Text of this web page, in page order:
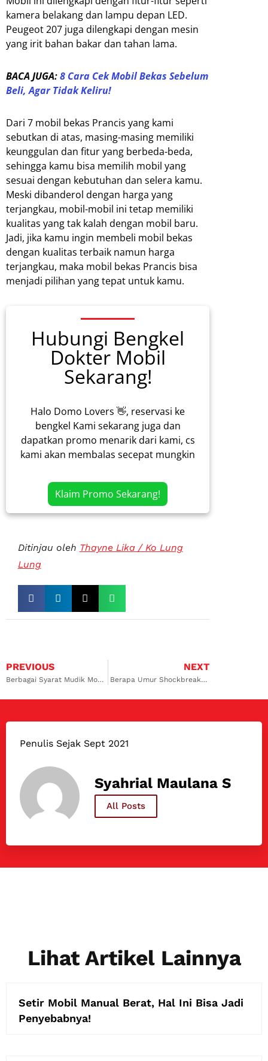
kamera belakang dan lampu depan LED.
Peugeot 207 juga dilengkapi dengan mesin
yang irit bahan bakar dan tahan lama.
BACA JUGA:8 Cara Cek Mobil Bekas Sebelum
Beli, Agar Tidak Keliru!
Dari 7 mobil bekas Prancis yang kami
sebutkan di atas, masing-masing memiliki
keunggulan dan fitur yang berbeda-beda,
sehingga kamu bisa memilih mobil yang
sesuai dengan kebutuhan dan selera kamu.
Meski dibanderol dengan harga yang
terjangkau, mobil-mobil ini tetap memiliki
kualitas yang tak kalah dengan mobil baru.
Jadi, jika kamu ingin membeli mobil bekas
dengan kualitas terbaik namun harga
terjangkau, maka mobil bekas Prancis bisa
menjadi pilihan yang tepat untuk kamu.
Hubungi Bengkel
Dokter Mobil
Sekarang!
Halo Domo Lovers 👋, reservasi ke
bengkel Kami sekarang juga dan
dapatkan promo menarik dari kami, cs
kami akan membalas secepat mungkin
Klaim Promo Sekarang!
Ditinjau oleh Thayne Lika / Ko Lung
Lung
PREVIOUS
Berbagai Syarat Mudik Mobil Pribadi, Biar Tetap Aman Sampai Kampung Halaman
NEXT
Berapa Umur Shockbreaker Mobil Avanza? Ini Jawaban Detailnya
Penulis Sejak Sept 2021
Syahrial Maulana S
All Posts
Lihat Artikel Lainnya
Setir Mobil Manual Berat, Hal Ini Bisa Jadi
Penyebabnya!